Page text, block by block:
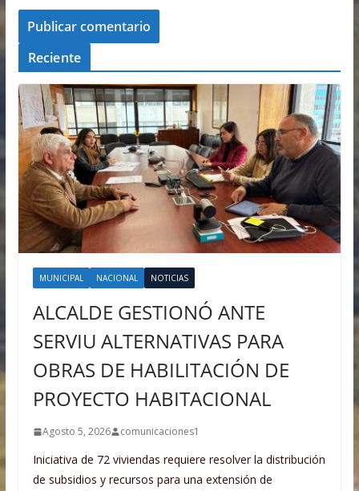
Reciente
MUNICIPAL NACIONAL NOTICIAS
ALCALDE GESTIONÓ ANTE
SERVIU ALTERNATIVAS PARA
OBRAS DE HABILITACIÓN DE
PROYECTO HABITACIONAL
Agosto 5, 2026 comunicaciones1
Iniciativa de 72 viviendas requiere resolver la distribución
de subsidios y recursos para una extensión de